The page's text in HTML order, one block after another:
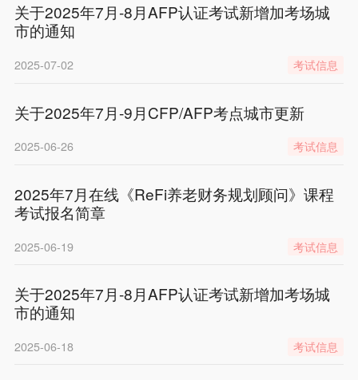
关于2025年7月-8月AFP认证考试新增加考场城
市的通知
2025-07-02 考试信息
关于2025年7月-9月CFP/AFP考点城市更新
2025-06-26 考试信息
2025年7月在线《ReFi养老财务规划顾问》课程
考试报名简章
2025-06-19 考试信息
关于2025年7月-8月AFP认证考试新增加考场城
市的通知
2025-06-18 考试信息